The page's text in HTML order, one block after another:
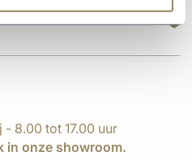
8.00 tot 17.00 uur
in onze showroom.